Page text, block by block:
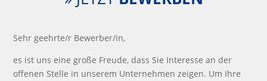
Sehr geehrte/r Bewerber/in,
es ist uns eine große Freude, dass Sie Interesse an der
offenen Stelle in unserem Unternehmen zeigen. Um Ihre